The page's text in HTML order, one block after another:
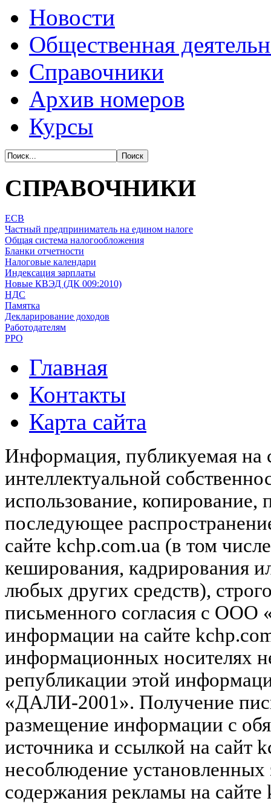
Новости
Общественная
Справочники
Архив номеров
Курсы
СПРАВОЧНИКИ
ЕСВ
Частный предприниматель на едином налоге
Общая система налогообложения
Бланки отчетности
Налоговые календари
Индексация зарплаты
Новые КВЭД (ДК 009:2010)
НДС
Памятка
Декларирование доходов
Работодателям
РРО
Главная
Контакты
Карта сайта
Информация, публикуемая на
интеллектуальной
использование, копирование,
последующее
сайте kchp.com.ua (в том
кеширования, кадрирования
любых других средств),
письменного согласия с
информации на сайте
информационных носителях
републикации этой
«ДАЛИ-2001». Получение
размещение информации с
источника и ссылкой на сайт
несоблюдение установленных
содержания рекламы на сайте